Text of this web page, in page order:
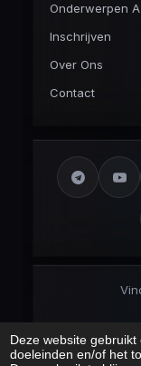
Deze website
doeleinden en/of het
Onderwerpen
Inschrijven
Over Ons
Contact